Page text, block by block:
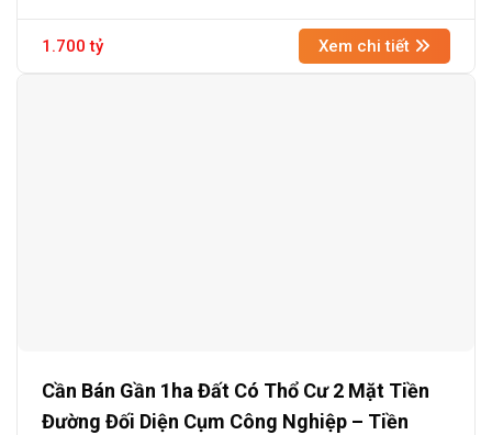
1.700 tỷ Xem chi tiết
Cần Bán Gần 1ha Đất Có Thổ Cư 2 Mặt Tiền
Đường Đối Diện Cụm Công Nghiệp – Tiền